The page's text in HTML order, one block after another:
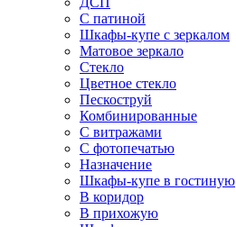
С патиной
Шкафы-купе с зеркалом
Матовое зеркало
Стекло
Цветное стекло
Пескоструй
Комбинированные
С витражами
С фотопечатью
Назначение
Шкафы-купе в гостиную
В коридор
В прихожую